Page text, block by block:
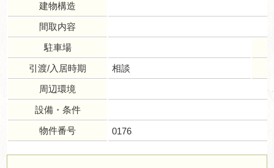
建物構造
間取内容
駐車場
引渡/入居時期
相談
周辺環境
設備・条件
物件番号
0176